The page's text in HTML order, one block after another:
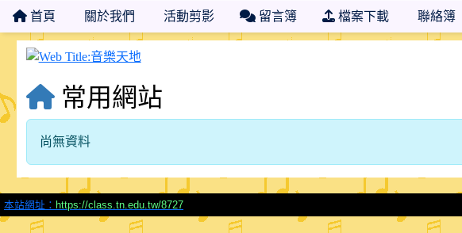
首頁 關於我們 活動剪影 留言簿 檔案下載 聯絡簿
音樂天地
常用網站
尚無資料
本站網址： https://class.tn.edu.tw/8727